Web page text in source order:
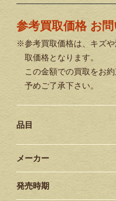
参考買取価格 お
※参考買取価格は、キズ
取価格となります。
この金額での買取をお
予めご了承下さい。
品目
メーカー
発売時期